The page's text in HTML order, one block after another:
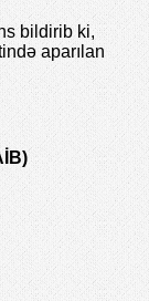
bildirib ki,
aparılan